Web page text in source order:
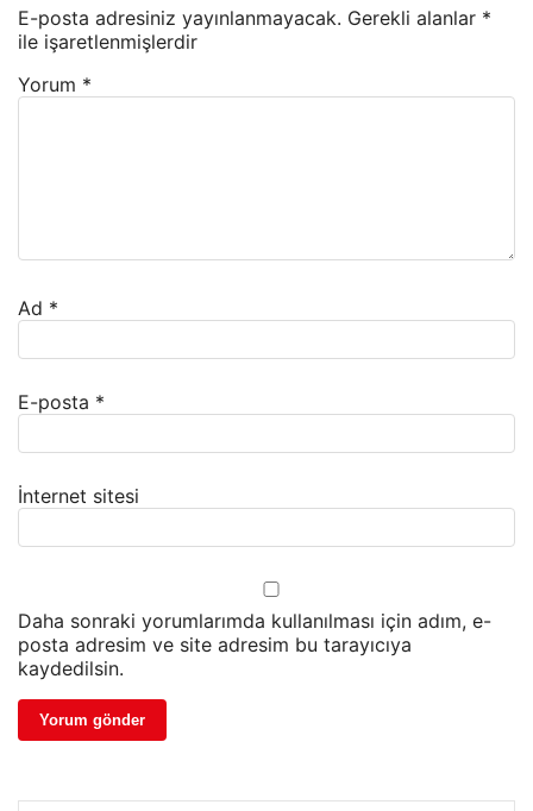
E-posta adresiniz yayınlanmayacak. Gerekli alanlar *
ile işaretlenmişlerdir
Yorum *
Ad *
E-posta *
İnternet sitesi
Daha sonraki yorumlarımda kullanılması için adım, e-
posta adresim ve site adresim bu tarayıcıya
kaydedilsin.